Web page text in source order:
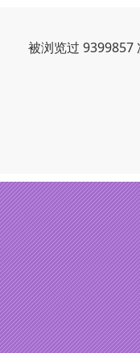
被浏览过